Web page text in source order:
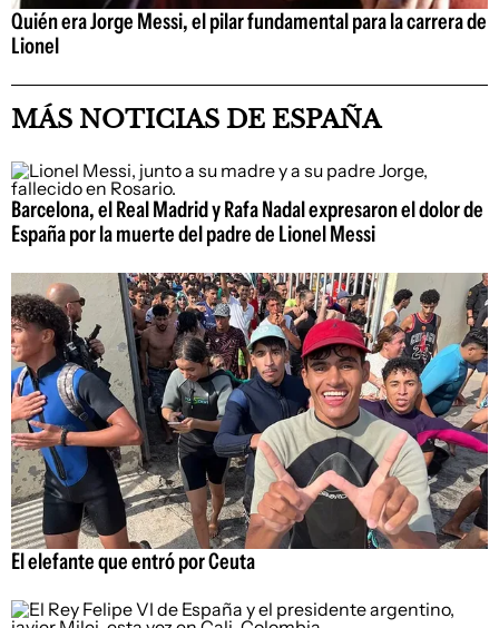
Quién era Jorge Messi, el pilar fundamental para la carrera de
Lionel
MÁS NOTICIAS DE ESPAÑA
Barcelona, el Real Madrid y Rafa Nadal expresaron el dolor de
España por la muerte del padre de Lionel Messi
El elefante que entró por Ceuta